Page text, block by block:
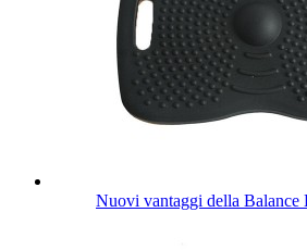
Nuovi vantaggi della Balance